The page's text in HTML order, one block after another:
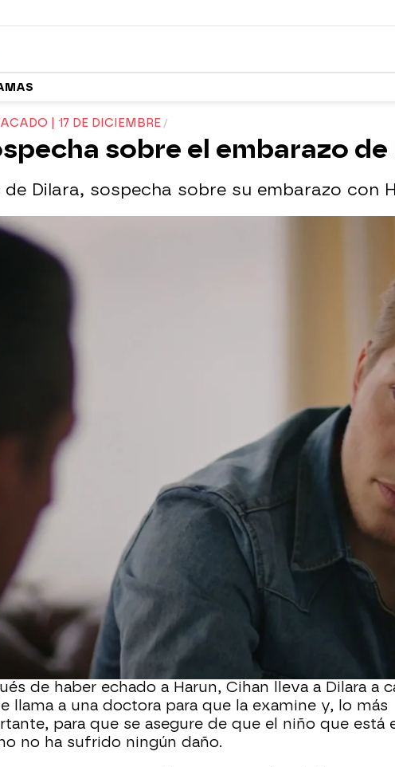
| 17 DE DICIEMBRE
sobre el embarazo de
de Dilara, sospecha sobre su embarazo con
diciembre de 2021, 22:43
no quiere saber nada de Harun tras su traición, por
coge el teléfono ni responde a sus mensajes. Como
manera de contactar con ella, Harun va a buscar
a Dilara, que está llegando a casa con
al verlo, se enzarza con él en una violenta pelea y
tanta tensión, pierde el conocimiento
de haber echado a Harun, Cihan lleva a Dilara a
llama a una doctora para que la examine y, lo más
para que se asegure de que el niño que está
no ha sufrido ningún daño.